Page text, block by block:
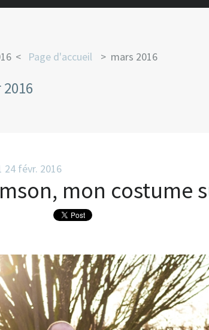
Page d'accueil mars 2016
24 févr. 2016
mon costume